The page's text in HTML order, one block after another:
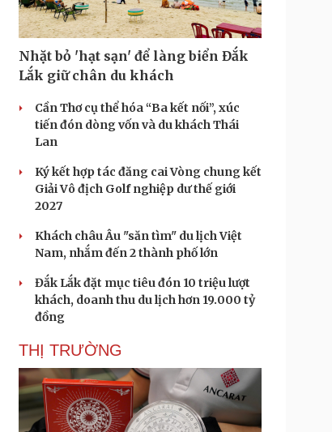
Nhặt bỏ 'hạt sạn' để làng biển Đắk
Lắk giữ chân du khách
Cần Thơ cụ thể hóa “Ba kết nối”, xúc
tiến đón dòng vốn và du khách Thái
Lan
Ký kết hợp tác đăng cai Vòng chung kết
Giải Vô địch Golf nghiệp dư thế giới
2027
Khách châu Âu "săn tìm" du lịch Việt
Nam, nhắm đến 2 thành phố lớn
Đắk Lắk đặt mục tiêu đón 10 triệu lượt
khách, doanh thu du lịch hơn 19.000 tỷ
đồng
THỊ TRƯỜNG